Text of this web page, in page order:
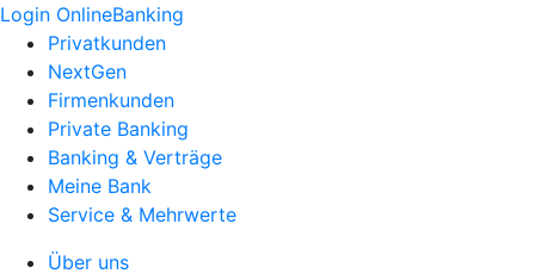
Login OnlineBanking
Privatkunden
NextGen
Firmenkunden
Private Banking
Banking & Verträge
Meine Bank
Service & Mehrwerte
Über uns